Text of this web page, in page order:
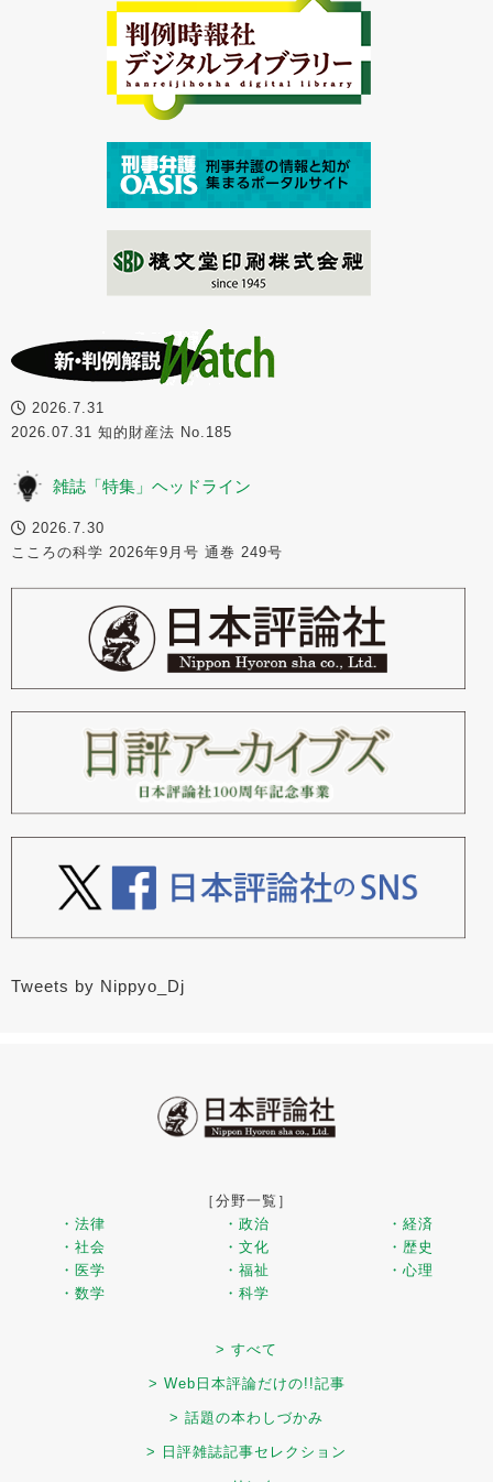
2026.7.31
2026.07.31 知的財産法 No.185
雑誌「特集」ヘッドライン
2026.7.30
こころの科学 2026年9月号 通巻 249号
Tweets by Nippyo_Dj
［分野一覧］
・法律
・政治
・経済
・社会
・文化
・歴史
・医学
・福祉
・心理
・数学
・科学
> すべて
> Web日本評論だけの!!記事
> 話題の本わしづかみ
> 日評雑誌記事セレクション